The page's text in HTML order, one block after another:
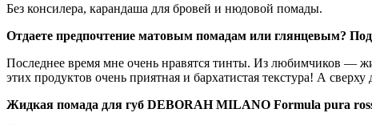
Без консилера, карандаша для бровей и нюдовой помады.
Отдаете предпочтение матовым помадам или глянцевым?
Последнее время мне очень нравятся тинты. Из любимчиков —
этих продуктов очень приятная и бархатистая текстура! А
Жидкая помада для губ DEBORAH MILANO Formula pura